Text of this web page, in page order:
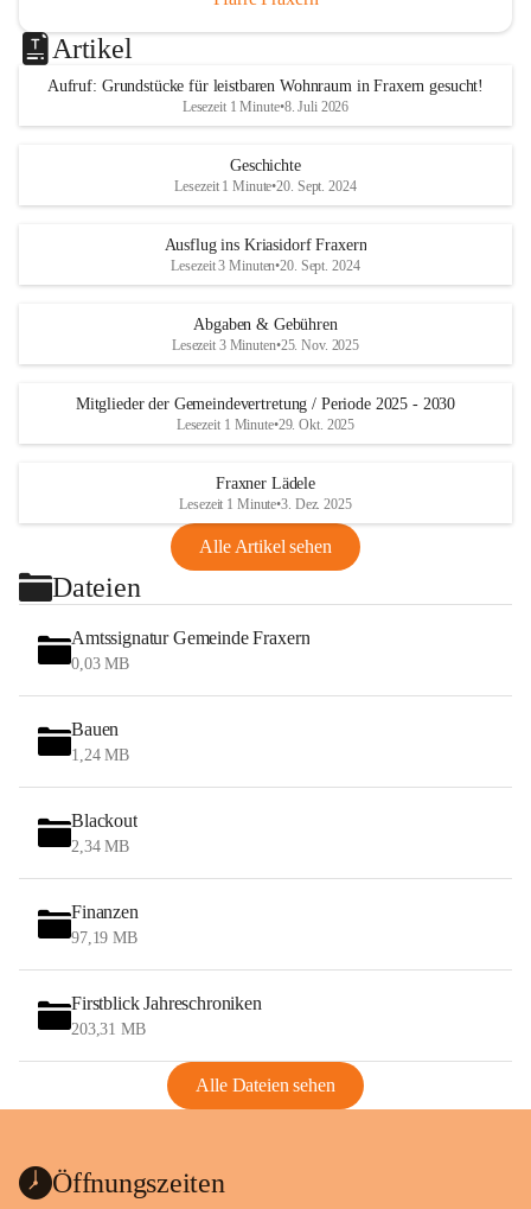
Artikel
Aufruf: Grundstücke für leistbaren Wohnraum in Fraxern gesucht!
Lesezeit 1 Minute•8. Juli 2026
Geschichte
Lesezeit 1 Minute•20. Sept. 2024
Ausflug ins Kriasidorf Fraxern
Lesezeit 3 Minuten•20. Sept. 2024
Abgaben & Gebühren
Lesezeit 3 Minuten•25. Nov. 2025
Mitglieder der Gemeindevertretung / Periode 2025 - 2030
Lesezeit 1 Minute•29. Okt. 2025
Fraxner Lädele
Lesezeit 1 Minute•3. Dez. 2025
Alle Artikel sehen
Dateien
Amtssignatur Gemeinde Fraxern
0,03 MB
Bauen
1,24 MB
Blackout
2,34 MB
Finanzen
97,19 MB
Firstblick Jahreschroniken
203,31 MB
Alle Dateien sehen
Öffnungszeiten